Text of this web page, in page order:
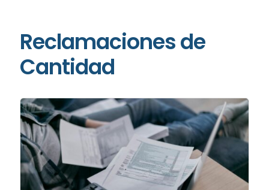
Reclamaciones de
Cantidad